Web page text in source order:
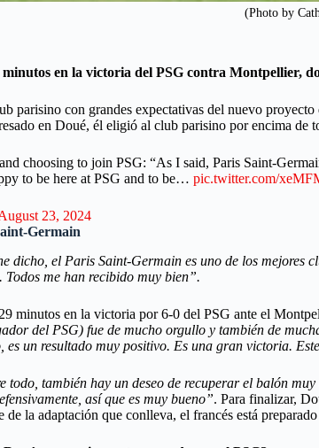
(Photo by
minutos en la victoria del PSG contra Montpellier,
parisino con grandes expectativas del nuevo
en Doué, él eligió al club parisino por encima de
choosing to join PSG: “As I said, Paris Saint-
to be here at PSG and to be… pic.twitter.com/
23, 2024
Germain
dicho, el Paris Saint-Germain es uno de los mejores
Todos me han recibido muy bien”.
minutos en la victoria por 6-0 del PSG ante el
del PSG) fue de mucho orgullo y también de
es un resultado muy positivo. Es una gran victoria.
todo, también hay un deseo de recuperar el balón
así que es muy bueno”. Para finalizar,
de la adaptación que conlleva, el francés está